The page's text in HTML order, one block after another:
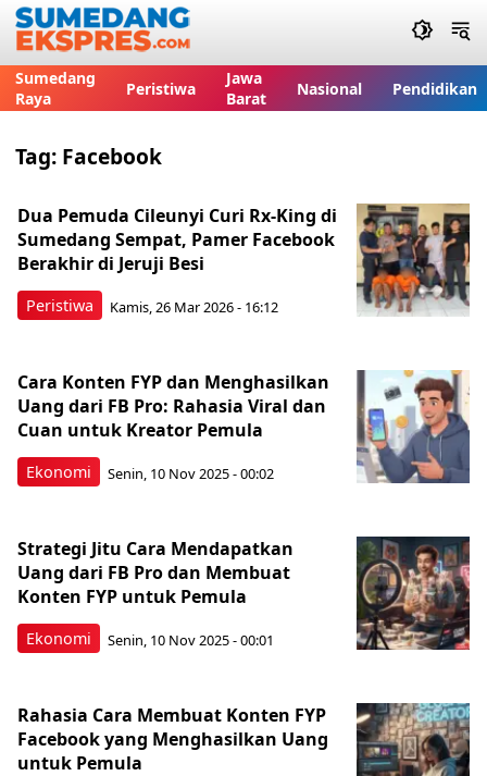
Sumedang
Raya
Peristiwa
Jawa
Barat
Nasional Pendidikan
Tag: Facebook
Peristiwa
Dua Pemuda Cileunyi Curi Rx-King di
Sumedang Sempat, Pamer Facebook
Berakhir di Jeruji Besi
Kamis, 26 Mar 2026 - 16:12
Ekonomi
Cara Konten FYP dan Menghasilkan
Uang dari FB Pro: Rahasia Viral dan
Cuan untuk Kreator Pemula
Senin, 10 Nov 2025 - 00:02
Ekonomi
Strategi Jitu Cara Mendapatkan
Uang dari FB Pro dan Membuat
Konten FYP untuk Pemula
Senin, 10 Nov 2025 - 00:01
Rahasia Cara Membuat Konten FYP
Facebook yang Menghasilkan Uang
untuk Pemula